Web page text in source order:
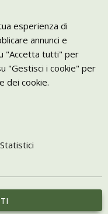
Uketis srls
esperienza di
annunci e
"Accetta tutti" per
"Gestisci i cookie" per
dei cookie.
Statistici